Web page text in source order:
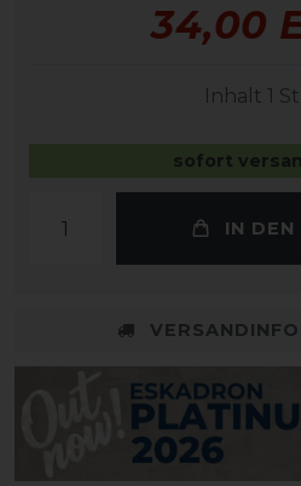
34,00
Inhalt 1
sofort
IN DEN